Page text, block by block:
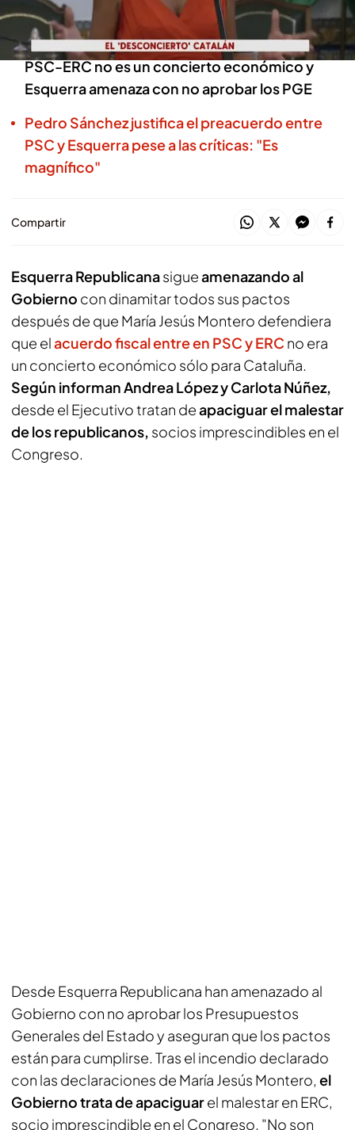
Hacienda sobre el acuerdo en Cataluña
María Jesús Montero defiende que el acuerdo
PSC-ERC no es un concierto económico y
Esquerra amenaza con no aprobar los PGE
Pedro Sánchez justifica el preacuerdo entre
PSC y Esquerra pese a las críticas: "Es
magnífico"
Compartir
Esquerra Republicanasigueamenazando al
Gobierno con dinamitar todos sus pactos
después de que María Jesús Montero defendiera
que elacuerdo fiscal entre en PSC y ERC no era
un concierto económico sólo para Cataluña.
Según informan Andrea López y Carlota Núñez,
desde el Ejecutivo tratan deapaciguar el malestar
de los republicanos, socios imprescindibles en el
Congreso.
Desde Esquerra Republicana han amenazado al
Gobierno con no aprobar los Presupuestos
Generales del Estado y aseguran que los pactos
están para cumplirse. Tras el incendio declarado
con las declaraciones de María Jesús Montero, el
Gobierno trata de apaciguarel malestar en ERC,
socio imprescindible en el Congreso. "No son